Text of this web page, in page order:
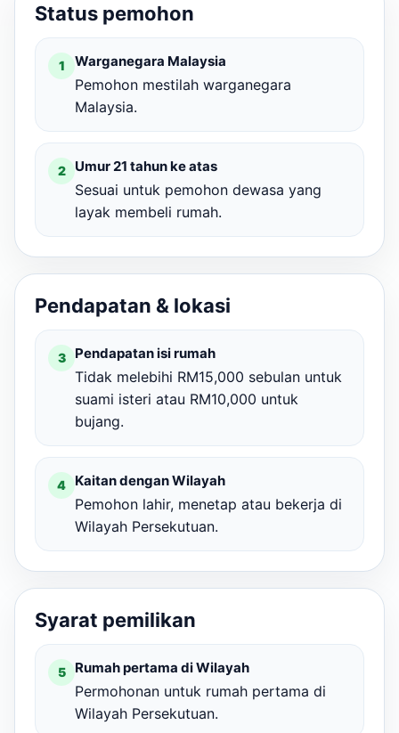
Status pemohon
1 Warganegara Malaysia
Pemohon mestilah warganegara
Malaysia.
2 Umur 21 tahun ke atas
Sesuai untuk pemohon dewasa yang
layak membeli rumah.
Pendapatan & lokasi
3 Pendapatan isi rumah
Tidak melebihi RM15,000 sebulan untuk
suami isteri atau RM10,000 untuk
bujang.
4 Kaitan dengan Wilayah
Pemohon lahir, menetap atau bekerja di
Wilayah Persekutuan.
Syarat pemilikan
5 Rumah pertama di Wilayah
Permohonan untuk rumah pertama di
Wilayah Persekutuan.